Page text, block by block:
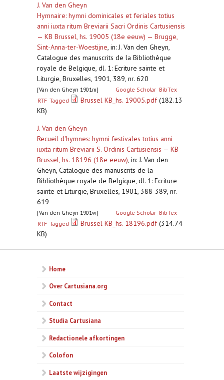
J. Van den Gheyn
Hymnaire: hymni dominicales et feriales totius
anni iuxta ritum Breviarii Sacri Ordinis Cartusiensis
— KB Brussel, hs. 19005 (18e eeuw) — Brugge,
Sint-Anna-ter-Woestijne, in: J. Van den Gheyn,
Catalogue des manuscrits de la Bibliothèque
royale de Belgique, dl. 1: Ecriture sainte et
Liturgie, Bruxelles, 1901, 389, nr. 620
[Van den Gheyn 1901m] Google Scholar BibTex
RTF Tagged Brussel KB_hs. 19005.pdf(182.13
KB)
J. Van den Gheyn
Recueil d'hymnes: hymni festivales totius anni
iuxta ritum Breviarii S. Ordinis Cartusiensis — KB
Brussel, hs. 18196 (18e eeuw), in: J. Van den
Gheyn, Catalogue des manuscrits de la
Bibliothèque royale de Belgique, dl. 1: Ecriture
sainte et Liturgie, Bruxelles, 1901, 388-389, nr.
619
[Van den Gheyn 1901w] Google Scholar BibTex
RTF Tagged Brussel KB_hs. 18196.pdf(314.74
KB)
Home
Over Cartusiana.org
Contact
Studia Cartusiana
Redactionele afkortingen
Colofon
Laatste wijzigingen